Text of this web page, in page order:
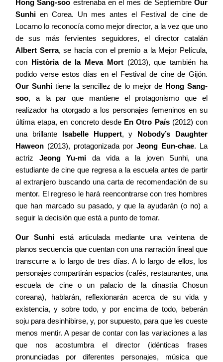
Hong Sang-soo estrenaba en el mes de Septiembre Our
Sunhi en Corea. Un mes antes el Festival de cine de
Locarno lo reconocía como mejor director, a la vez que uno
de sus más fervientes seguidores, el director catalán
Albert Serra, se hacía con el premio a la Mejor Película,
con Història de la Meva Mort(2013), que también ha
podido verse estos días en el Festival de cine de Gijón.
Our Sunhi tiene la sencillez de lo mejor de Hong Sang-
soo, a la par que mantiene el protagonismo que el
realizador ha otorgado a los personajes femeninos en su
última etapa, en concreto desde En Otro País(2012) con
una brillante Isabelle Huppert, y Nobody’s Daughter
Haweon (2013), protagonizada porJeong Eun-chae. La
actriz Jeong Yu-mida vida a la joven Sunhi, una
estudiante de cine que regresa a la escuela antes de partir
al extranjero buscando una carta de recomendación de su
mentor. El regreso le hará reencontrarse con tres hombres
que han marcado su pasado, y que la ayudarán (o no) a
seguir la decisión que está a punto de tomar.
Our Sunhi está articulada mediante una veintena de
planos secuencia que cuentan con una narración lineal que
transcurre a lo largo de tres días. A lo largo de ellos, los
personajes compartirán espacios (cafés, restaurantes, una
escuela de cine o un palacio de la dinastía Chosun
coreana), hablarán, reflexionarán acerca de su vida y
existencia, y sobre todo, y por encima de todo, beberán
soju para desinhibirse, y, por supuesto, para que les cueste
menos mentir. A pesar de contar con las variaciones a las
que nos acostumbra el director (idénticas frases
pronunciadas por diferentes personajes, música que